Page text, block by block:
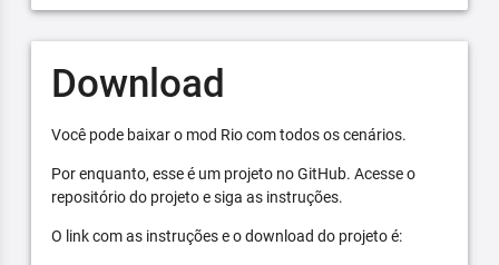
Download
Você pode baixar o mod Rio com todos os cenários.
Por enquanto, esse é um projeto no GitHub. Acesse o
repositório do projeto e siga as instruções.
O link com as instruções e o download do projeto é: